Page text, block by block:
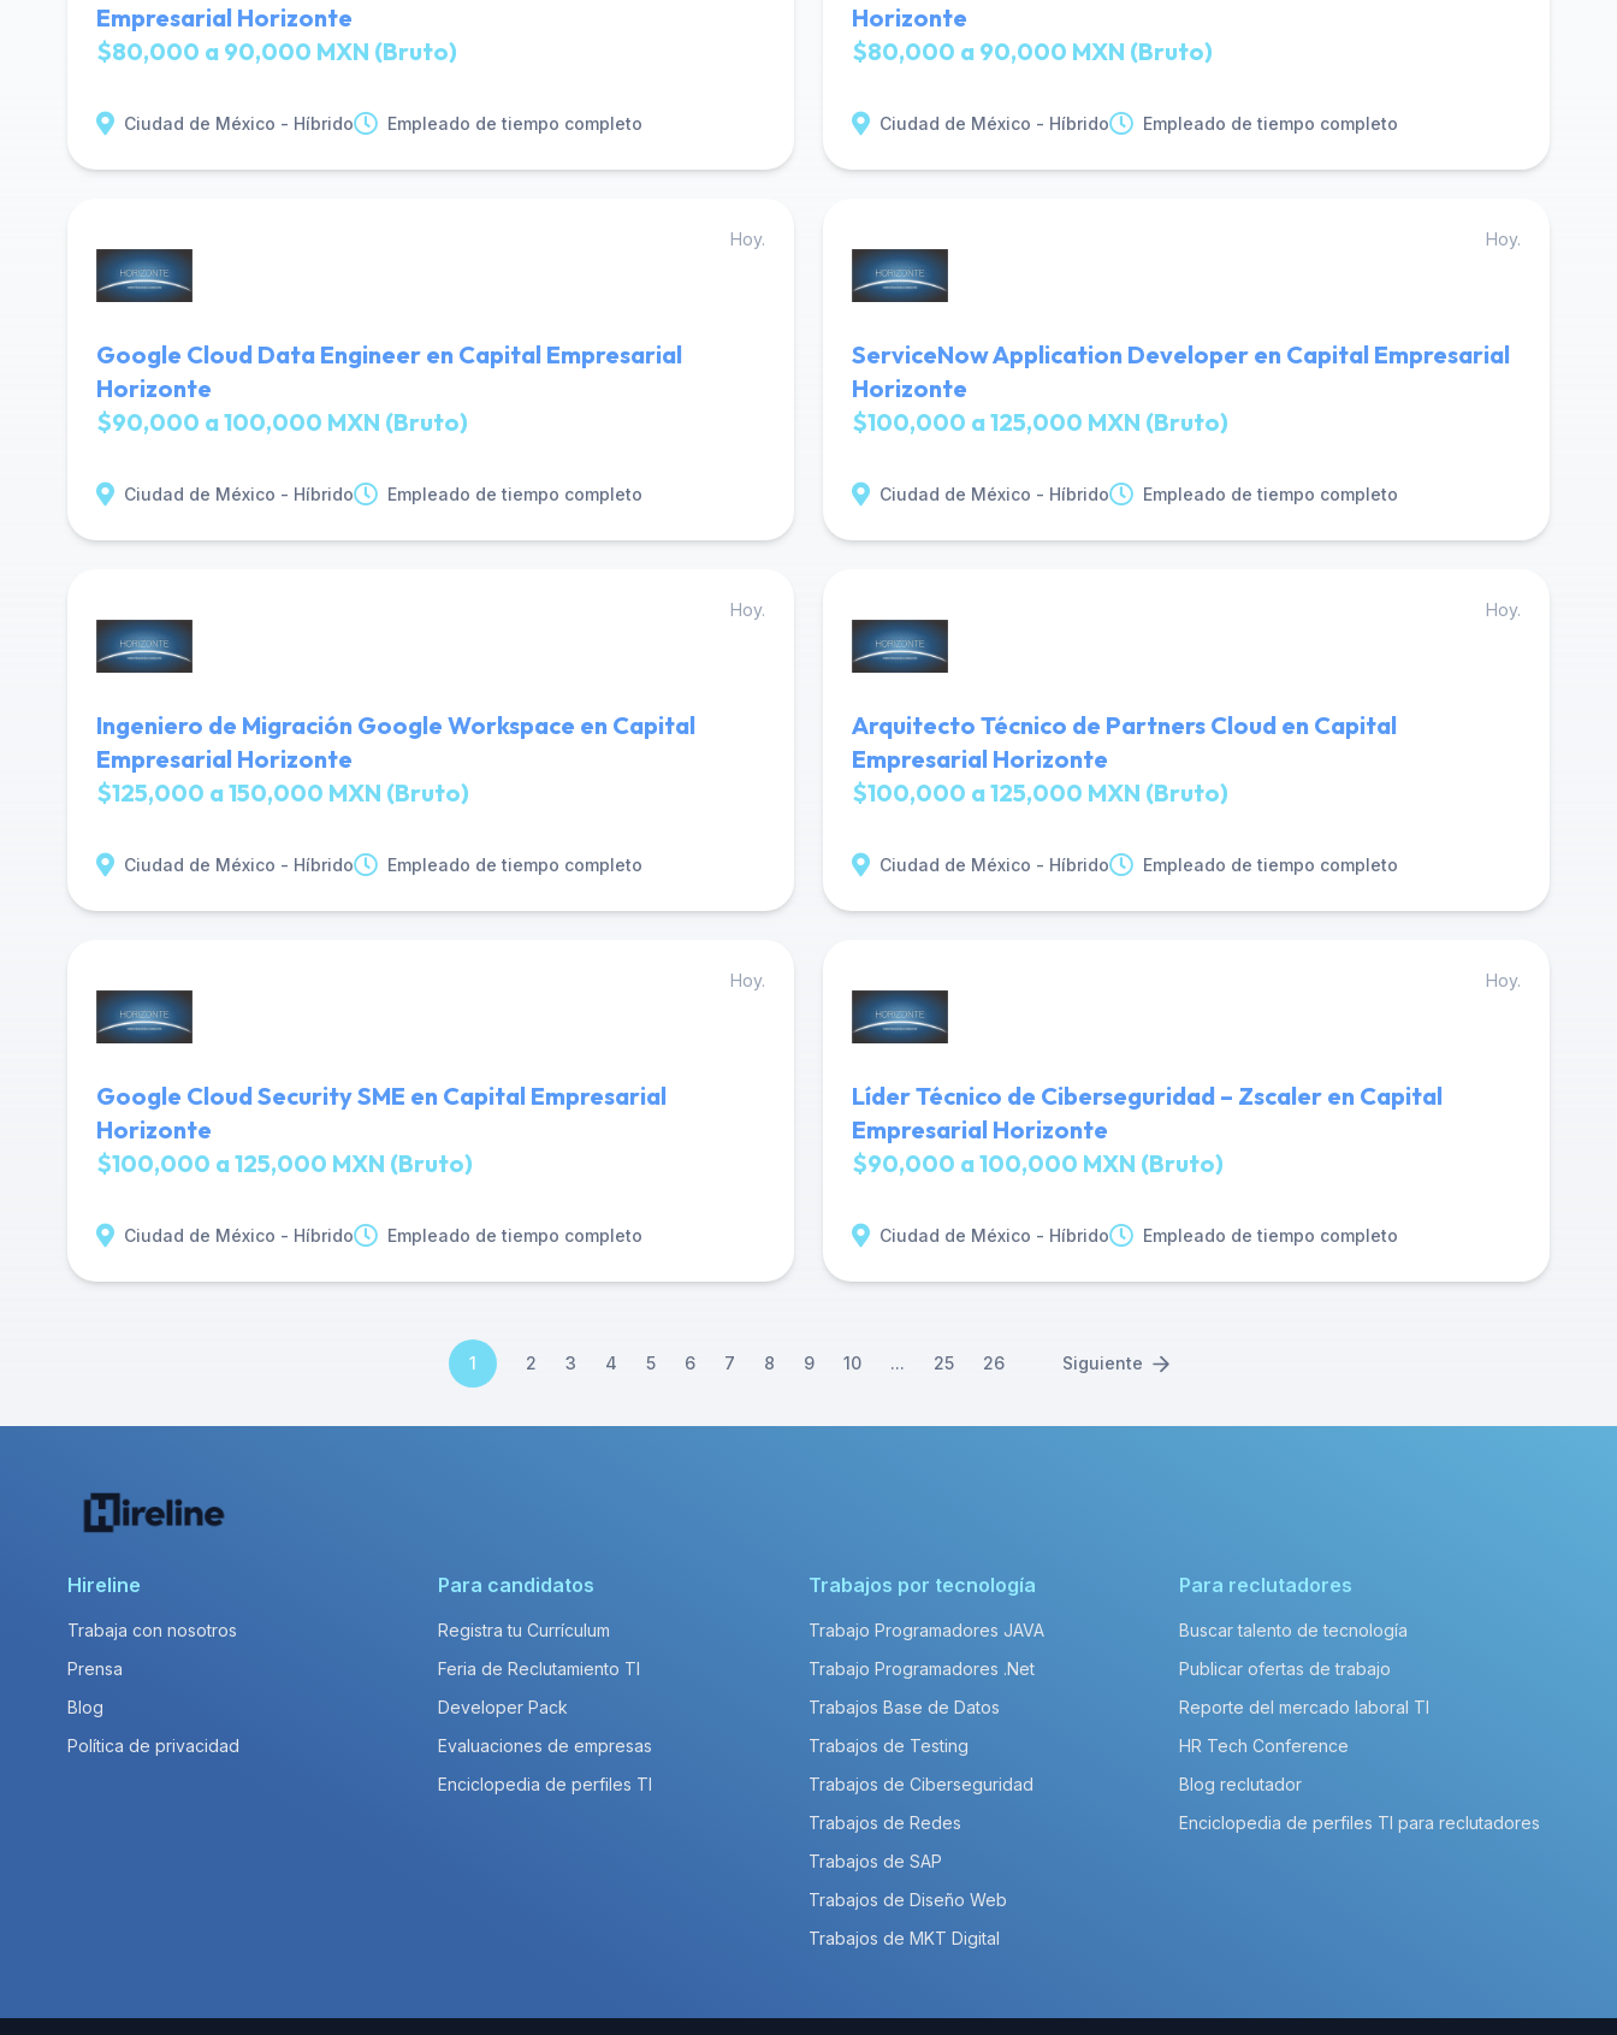
Empresarial Horizonte
$80,000 a 90,000 MXN (Bruto)
Ciudad de México - Híbrido Empleado de tiempo completo
Horizonte
$80,000 a 90,000 MXN (Bruto)
Ciudad de México - Híbrido Empleado de tiempo completo
Hoy.
Google Cloud Data Engineer en Capital Empresarial
Horizonte
$90,000 a 100,000 MXN (Bruto)
Ciudad de México - Híbrido Empleado de tiempo completo
Hoy.
ServiceNow Application Developer en Capital Empresarial
Horizonte
$100,000 a 125,000 MXN (Bruto)
Ciudad de México - Híbrido Empleado de tiempo completo
Hoy.
Ingeniero de Migración Google Workspace en Capital
Empresarial Horizonte
$125,000 a 150,000 MXN (Bruto)
Ciudad de México - Híbrido Empleado de tiempo completo
Hoy.
Arquitecto Técnico de Partners Cloud en Capital
Empresarial Horizonte
$100,000 a 125,000 MXN (Bruto)
Ciudad de México - Híbrido Empleado de tiempo completo
Hoy.
Google Cloud Security SME en Capital Empresarial
Horizonte
$100,000 a 125,000 MXN (Bruto)
Ciudad de México - Híbrido Empleado de tiempo completo
Hoy.
Líder Técnico de Ciberseguridad – Zscaler en Capital
Empresarial Horizonte
$90,000 a 100,000 MXN (Bruto)
Ciudad de México - Híbrido Empleado de tiempo completo
1 2 3 4 5 6 7 8 9 10 ... 25 26 Siguiente
Hireline
Trabaja con nosotros
Prensa
Blog
Política de privacidad
Para candidatos
Registra tu Currículum
Feria de Reclutamiento TI
Developer Pack
Evaluaciones de empresas
Enciclopedia de perfiles TI
Trabajos por tecnología
Trabajo Programadores JAVA
Trabajo Programadores .Net
Trabajos Base de Datos
Trabajos de Testing
Trabajos de Ciberseguridad
Trabajos de Redes
Trabajos de SAP
Trabajos de Diseño Web
Trabajos de MKT Digital
Para reclutadores
Buscar talento de tecnología
Publicar ofertas de trabajo
Reporte del mercado laboral TI
HR Tech Conference
Blog reclutador
Enciclopedia de perfiles TI para reclutadores